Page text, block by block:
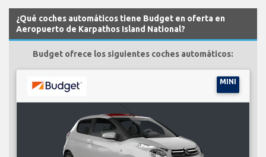
¿Qué coches automáticos tiene Budget en oferta en
Aeropuerto de Karpathos Island National?
Budget ofrece los siguientes coches automáticos:
MINI